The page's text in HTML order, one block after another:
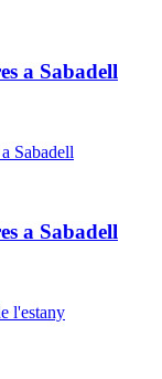
a Sabadell
a Sabadell